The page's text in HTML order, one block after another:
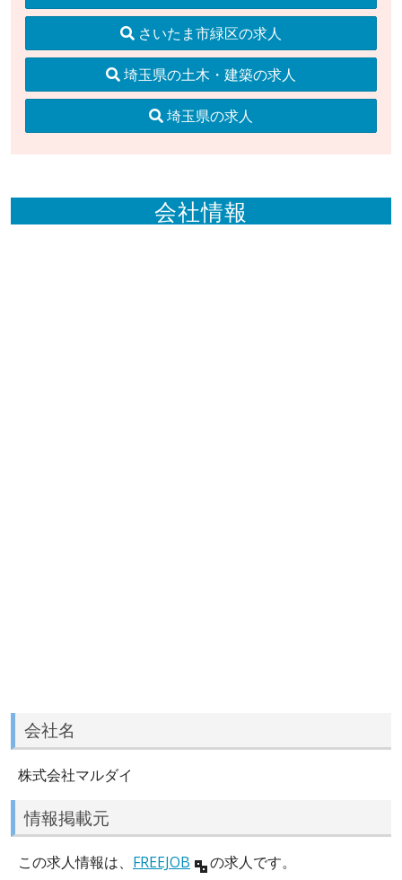
さいたま市緑区の求人
埼玉県の土木・建築の求人
埼玉県の求人
会社情報
会社名
株式会社マルダイ
情報掲載元
この求人情報は、 FREEJOB の求人です。